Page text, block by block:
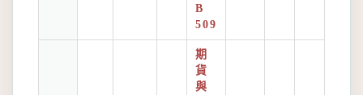
B
509
期
貨
與